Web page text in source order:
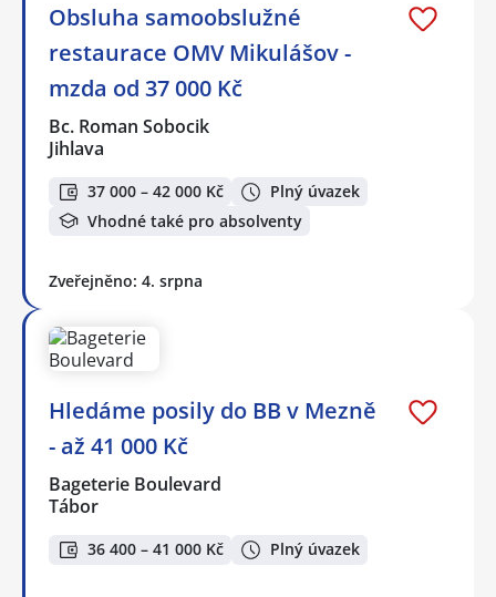
Obsluha samoobslužné
restaurace OMV Mikulášov -
mzda od 37 000 Kč
Bc. Roman Sobocik
Jihlava
37 000 – 42 000 Kč
Plný úvazek
Vhodné také pro absolventy
Zveřejněno: 4. srpna
Hledáme posily do BB v Mezně
- až 41 000 Kč
Bageterie Boulevard
Tábor
36 400 – 41 000 Kč Plný úvazek